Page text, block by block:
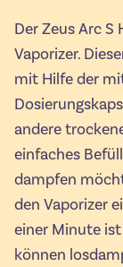
Der Zeus Arc
Vaporizer.
mit Hilfe der
andere
einfaches
dampfen
den Vaporizer
einer Minute
können